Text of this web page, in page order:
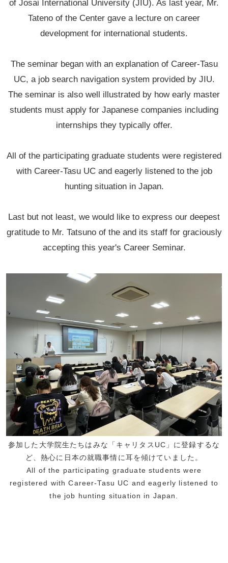
of Josai International University (JIU). As last year, Mr.
Tateno of the Center gave a lecture on career
development for international students.
The seminar began with an explanation of Career-Tasu
UC, a job search navigation system provided by JIU.
The seminar is also well illustrated by how early master
students must apply for Japanese companies including
internships they typically offer.
All of the participating graduate students were registered
with Career-Tasu UC and eagerly listened to the job
hunting situation in Japan.
Last but not least, we would like to express our deepest
gratitude to Mr. Tatsuno of the and its staff for graciously
accepting this year's Career Seminar.
参加した大学院生たちはみな「キャリタスUC」に登録するな
ど、熱心に日本の就職事情に耳を傾けていました。
All of the participating graduate students were
registered with Career-Tasu UC and eagerly listened to
the job hunting situation in Japan.